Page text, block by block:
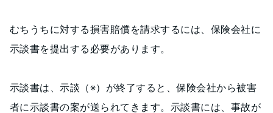
むちうちに対する損害賠償を請求するには、保険会社に
示談書を提出する必要があります。
示談書は、示談（※）が終了すると、保険会社から被害
者に示談書の案が送られてきます。示談書には、事故が